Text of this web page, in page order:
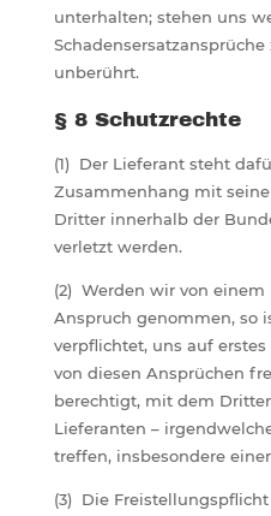
unterhalten; stehen uns
unberührt.
§ 8 Schutzrechte
(1) Der Lieferant steht
Zusammenhang mit
Dritter innerhalb der
verletzt werden.
(2) Werden wir von
Anspruch genommen, so
verpflichtet, uns auf
von diesen Ansprüchen
berechtigt, mit dem
Lieferanten –
treffen, insbesondere
(3) Die